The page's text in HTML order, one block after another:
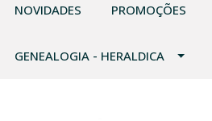
NOVIDADES PROMOÇÕES
GENEALOGIA - HERALDICA